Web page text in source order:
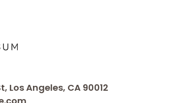
Los Angeles, CA 90012